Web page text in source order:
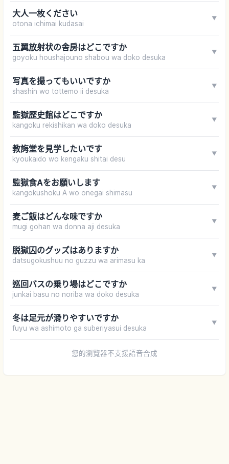
大人一枚ください
otona ichimai kudasai
▼
五翼放射状の舎房はどこですか
goyoku houshajouno shabou wa doko desuka
▼
写真を撮ってもいいですか
shashin wo tottemo ii desuka
▼
監獄歴史館はどこですか
kangoku rekishikan wa doko desuka
▼
教誨堂を見学したいです
kyoukaido wo kengaku shitai desu
▼
監獄食Aをお願いします
kangokushoku A wo onegai shimasu
▼
麦ご飯はどんな味ですか
mugi gohan wa donna aji desuka
▼
脱獄囚のグッズはありますか
datsugokushuu no guzzu wa arimasu ka
▼
巡回バスの乗り場はどこですか
junkai basu no noriba wa doko desuka
▼
冬は足元が滑りやすいですか
fuyu wa ashimoto ga suberiyasui desuka
▼
您的瀏覽器不支援語音合成